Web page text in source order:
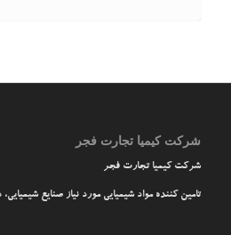
شرکت کیمیا تجارت فجر
شرکت کیمیا تجارت فجر
تامین کننده مواد شیمیایی مورد نیاز صنایع شیمیایی،